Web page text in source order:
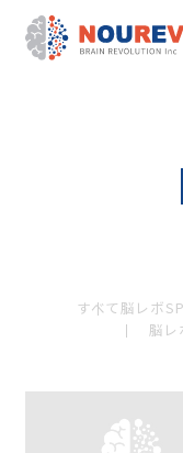
すべて脳レボ
脳レ